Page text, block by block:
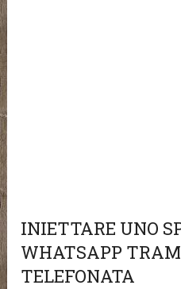
INIETTARE UNO
WHATSAPP
TELEFONATA